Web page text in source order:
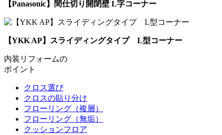
【Panasonic】間仕切り開閉壁 L字コーナー
【YKK AP】スライディングタイプ L型コーナー
内装リフォームの
ポイント
クロス選び
クロスの貼り分け
フローリング（複層）
フローリング（無垢）
クッションフロア